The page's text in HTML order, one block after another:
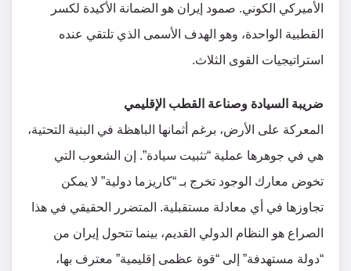
الأميركي الكوني. صمود إيران هو الضمانة الأكيدة لكسر
القطبية الواحدة، وهو الهدف الأسمى الذي تلتقي عنده
استراتيجيات القوى الثلاث.
​ضريبة السيادة وصناعة القطب الإقليمي
​المعركة على الأرض، برغم أثمانها الباهظة في البنية التحتية،
هي في جوهرها عملية “تثبيت سيادة”. إن الشعوب التي
تخوض معارك الوجود تخرج بـ “كاريزما دولية” لا يمكن
تجاوزها في أي معادلة مستقبلية. المتضرر الحقيقي في هذا
الصراع هو النظام الدولي القديم، بينما تتحول إيران من
“دولة مستهدفة” إلى “قوة عظمى إقليمية” معترف بها،